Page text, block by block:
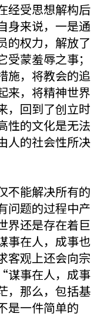
受思想解构后
身来说，一是通
的权力，解放了
蒙羞辱之事；
施，将教会的追
来，将精神世界
，回到了创立时
性的文化是无法
人的社会性所决
能解决所有的
问题的过程中产
界还是存在着巨
事在人，成事也
客观上还会向宗
谋事在人，成事
，那么，包括基
是一件简单的